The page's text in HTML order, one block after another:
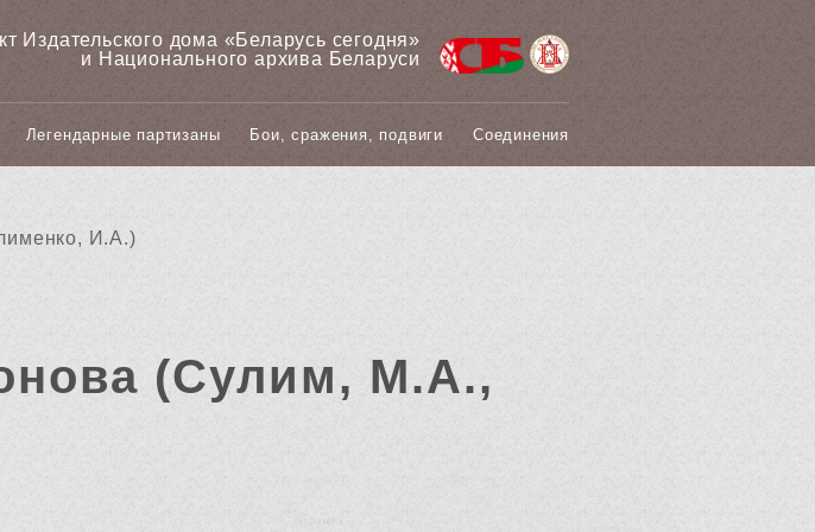
Издательского дома «‎Беларусь сегодня»
и Национального архива Беларуси
Легендарные партизаны Бои, сражения, подвиги Соединения
И.А.)
(Сулим, М.А.,